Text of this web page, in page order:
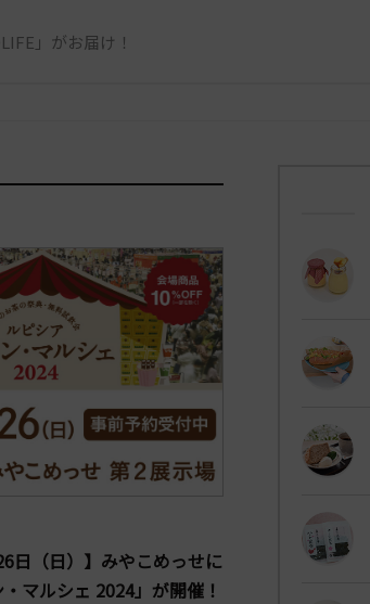
」がお届け！
日（日）】みやこめっせに
マルシェ 2024」が開催！